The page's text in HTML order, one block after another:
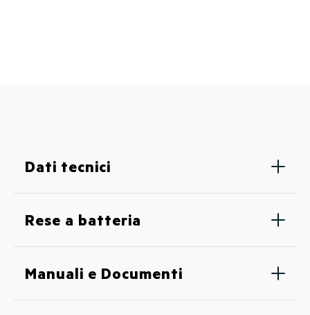
Dati tecnici
Rese a batteria
Manuali e Documenti